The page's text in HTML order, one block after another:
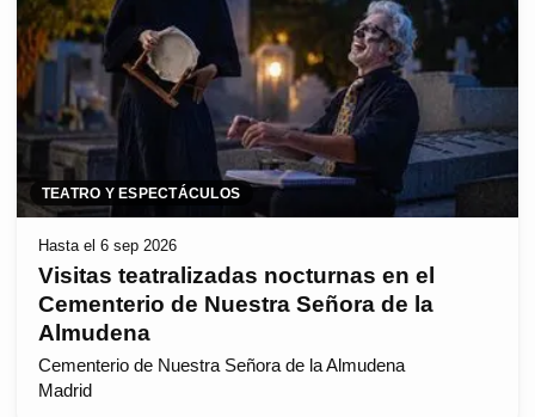
TEATRO Y ESPECTÁCULOS
Hasta el 6 sep 2026
Visitas teatralizadas nocturnas en el
Cementerio de Nuestra Señora de la
Almudena
Cementerio de Nuestra Señora de la Almudena
Madrid